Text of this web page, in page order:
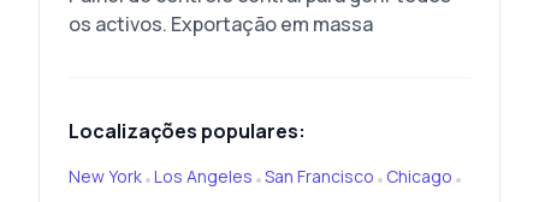
os activos. Exportação em massa
Localizações populares:
New York•Los Angeles •San Francisco • Chicago •